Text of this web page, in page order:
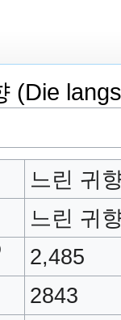
(Die
느린 귀
느린 귀
2,485
2843